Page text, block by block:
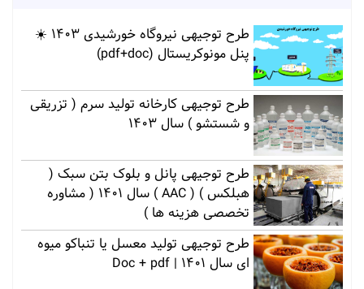
طرح توجیهی نیروگاه خورشیدی 1403 ☀️
پنل مونوکریستال (pdf+doc)
طرح توجیهی کارخانه تولید سرم ( تزریقی
و شستشو ) سال 1403
طرح توجیهی پانل و بلوک بتن سبک (
هبلکس ) ( AAC ) سال 1401 ( مشاوره
تخصصی هزینه ها )
طرح توجیهی تولید معسل یا تنباکو میوه
ای سال 1401 | Doc + pdf